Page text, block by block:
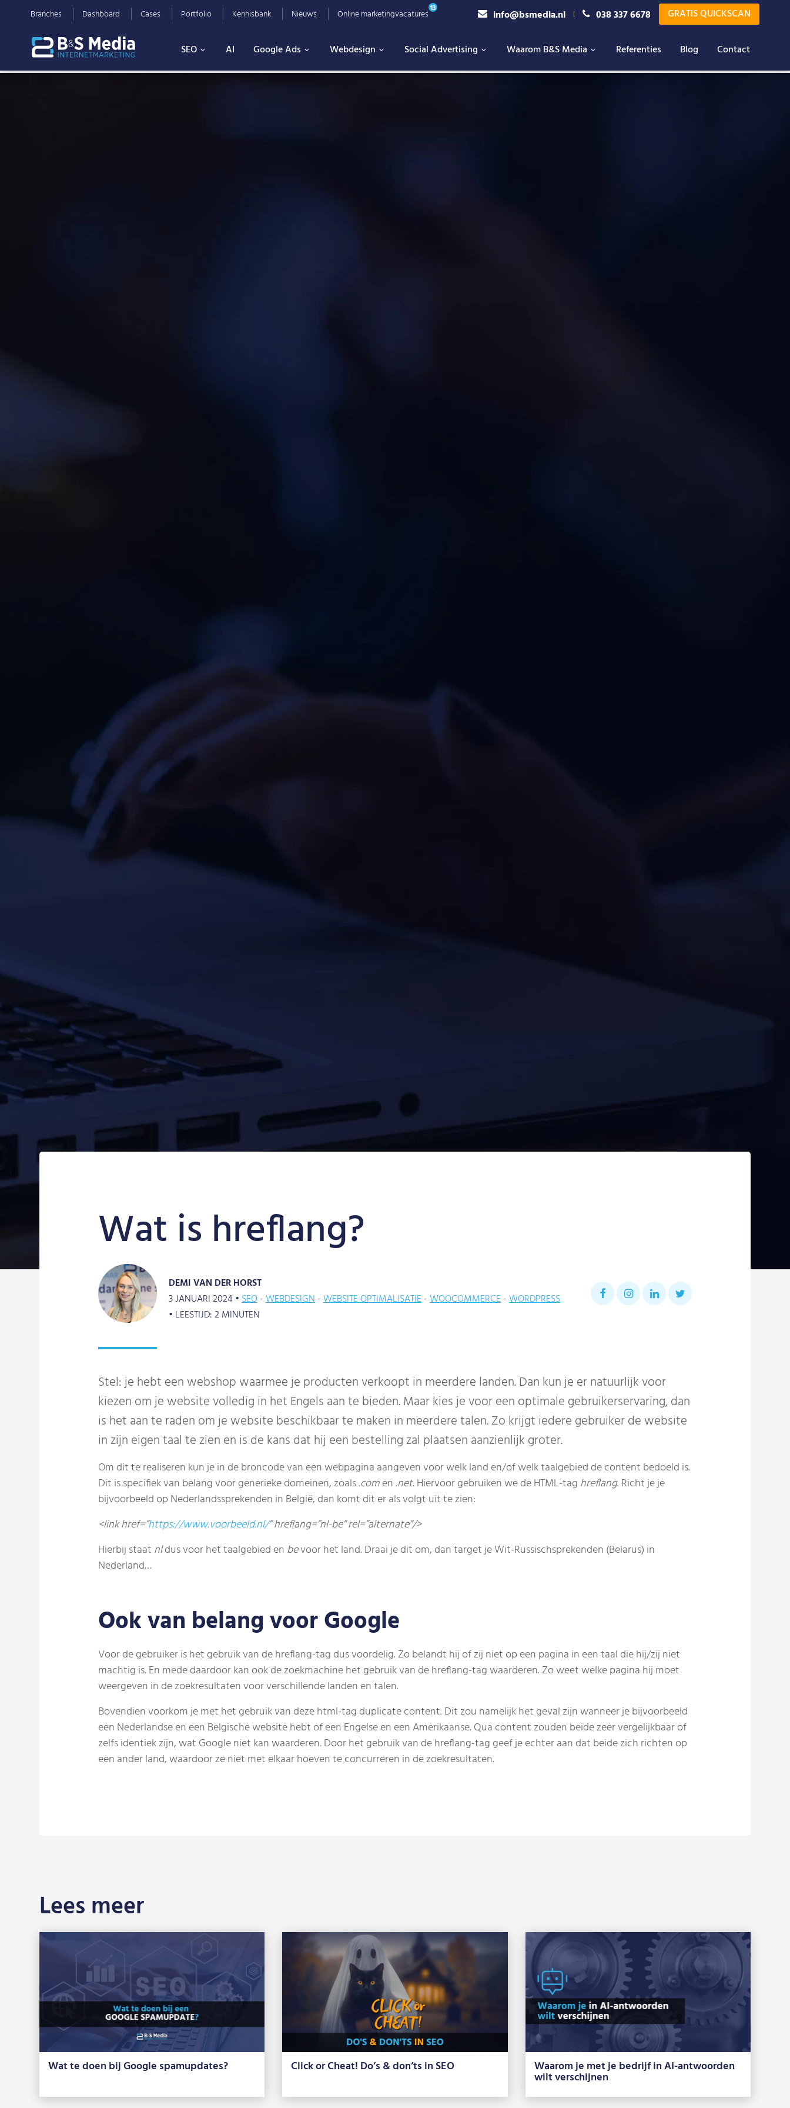
Branches Dashboard Cases Portfolio Kennisbank Nieuws Online marketingvacatures13 info@bsmedia.nl 038 337 6678 GRATIS QUICKSCAN
SEO AI Google Ads Webdesign Social Advertising Waarom B&S Media Referenties Blog Contact
Wat is hreflang?
DEMI VAN DER HORST
3 JANUARI 2024 •SEO WEBDESIGN WEBSITE OPTIMALISATIE WOOCOMMERCE WORDPRESS
• LEESTIJD:2MINUTEN
Stel: je hebt een webshop waarmee je producten verkoopt in meerdere landen. Dan kun je er natuurlijk voor
kiezen om je website volledig in het Engels aan te bieden. Maar kies je voor een optimale gebruikerservaring, dan
is het aan te raden om je website beschikbaar te maken in meerdere talen. Zo krijgt iedere gebruiker de website
in zijn eigen taal te zien en is de kans dat hij een bestelling zal plaatsen aanzienlijk groter.
Om dit te realiseren kun je in de broncode van een webpagina aangeven voor welk land en/of welk taalgebied de content bedoeld is.
Dit is specifiek van belang voor generieke domeinen, zoals.comen.net. Hiervoor gebruiken we de HTML-tag hreflang. Richt je je
bijvoorbeeld op Nederlandssprekenden in België, dan komt dit er als volgt uit te zien:
<link href=”https://www.voorbeeld.nl/” hreflang=”nl-be” rel=”alternate”/>
Hierbij staat nldus voor het taalgebied en bevoor het land. Draai je dit om, dan target je Wit-Russischsprekenden (Belarus) in
Nederland…
Ook van belang voor Google
Voor de gebruiker is het gebruik van de hreflang-tag dus voordelig. Zo belandt hij of zij niet op een pagina in een taal die hij/zij niet
machtig is. En mede daardoor kan ook de zoekmachine het gebruik van de hreflang-tag waarderen. Zo weet welke pagina hij moet
weergeven in de zoekresultaten voor verschillende landen en talen.
Bovendien voorkom je met het gebruik van deze html-tag duplicate content. Dit zou namelijk het geval zijn wanneer je bijvoorbeeld
een Nederlandse en een Belgische website hebt of een Engelse en een Amerikaanse. Qua content zouden beide zeer vergelijkbaar of
zelfs identiek zijn, wat Google niet kan waarderen. Door het gebruik van de hreflang-tag geef je echter aan dat beide zich richten op
een ander land, waardoor ze niet met elkaar hoeven te concurreren in de zoekresultaten.
Lees meer
Wat te doen bij Google spamupdates? Click or Cheat! Do’s & don’ts in SEO Waarom je met je bedrijf in AI-antwoorden
wilt verschijnen